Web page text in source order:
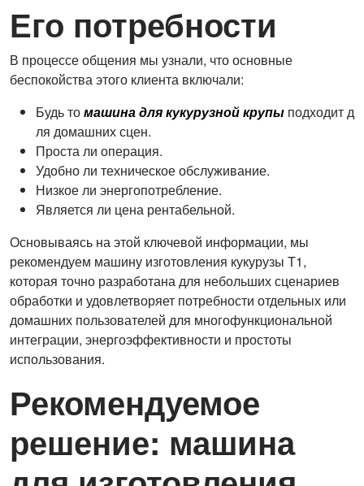
Его потребности
В процессе общения мы узнали, что основные
беспокойства этого клиента включали:
Будь томашина для кукурузной крупы подходит д
ля домашних сцен.
Проста ли операция.
Удобно ли техническое обслуживание.
Низкое ли энергопотребление.
Является ли цена рентабельной.
Основываясь на этой ключевой информации, мы
рекомендуем машину изготовления кукурузы T1,
которая точно разработана для небольших сценариев
обработки и удовлетворяет потребности отдельных или
домашних пользователей для многофункциональной
интеграции, энергоэффективности и простоты
использования.
Рекомендуемое
решение: машина